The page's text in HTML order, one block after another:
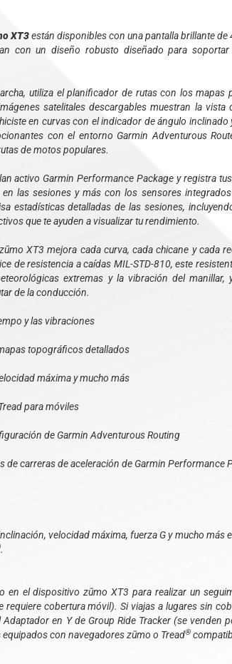
XT3están disponibles con una pantalla brillante de
con un diseño robusto diseñado para soportar
utiliza el planificador de rutas con los mapas
satelitales descargables muestran la vista
en curvas con el indicador de ángulo inclinado
con el entorno Garmin Adventurous
de motos populares.
activo Garmin Performance Package y registra
las sesiones y más con los sensores
estadísticas detalladas de las sesiones,
que te ayuden a visualizar tu rendimiento.
XT3 mejora cada curva, cada chicane y cada
de resistencia a caídas MIL-STD-810, este
extremas y la vibración del manillar,
de la conducción.
y las vibraciones
topográficos detallados
máxima y mucho más
para móviles
de Garmin Adventurous Routing
de carreras de aceleración de Garmin Performance
velocidad máxima, fuerza G y mucho más
.
en el dispositivo zūmo XT3 para realizar un
cobertura móvil). Si viajas a lugares sin
en Y de Group Ride Tracker (se venden
con navegadores zūmo o Tread®